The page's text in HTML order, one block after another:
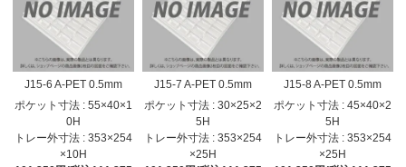
J15-6 A-PET 0.5mm
ポケット寸法 : 55×40×1
0H
トレー外寸法 : 353×254
×10H
J15-7 A-PET 0.5mm
ポケット寸法 : 30×25×2
5H
トレー外寸法 : 353×254
×25H
J15-8 A-PET 0.5mm
ポケット寸法 : 45×40×2
5H
トレー外寸法 : 353×254
×25H